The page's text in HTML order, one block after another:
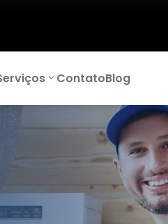
ContatoBlog